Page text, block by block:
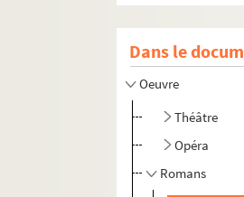
Dans le
Oeuvre
Théâtre
Opéra
Romans